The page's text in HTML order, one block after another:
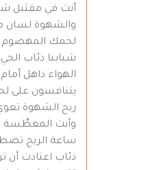
أنت في مقتبل
والشهوة لسان
لحمك
شبابنا ذئاب
الهواء ذاهل
يتنافسون على
ريح الشهوة
وأنت المغطَّسة
ساعة الريح
ذئاب اعتادت أن